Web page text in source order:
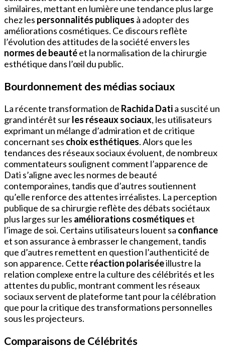
similaires, mettant en lumière une tendance plus large
chez les personnalités publiques à adopter des
améliorations cosmétiques. Ce discours reflète
l’évolution des attitudes de la société envers les
normes de beautéet la normalisation de la chirurgie
esthétique dans l’œil du public.
Bourdonnement des médias sociaux
La récente transformation de Rachida Datia suscité un
grand intérêt surles réseaux sociaux, les utilisateurs
exprimant un mélange d’admiration et de critique
concernant ses choix esthétiques. Alors que les
tendances des réseaux sociaux évoluent, de nombreux
commentateurs soulignent comment l’apparence de
Dati s’aligne avec les normes de beauté
contemporaines, tandis que d’autres soutiennent
qu’elle renforce des attentes irréalistes. La perception
publique de sa chirurgie reflète des débats sociétaux
plus larges sur les améliorations cosmétiques et
l’image de soi. Certains utilisateurs louent sa confiance
et son assurance à embrasser le changement, tandis
que d’autres remettent en question l’authenticité de
son apparence. Cette réaction polariséeillustre la
relation complexe entre la culture des célébrités et les
attentes du public, montrant comment les réseaux
sociaux servent de plateforme tant pour la célébration
que pour la critique des transformations personnelles
sous les projecteurs.
Comparaisons de Célébrités